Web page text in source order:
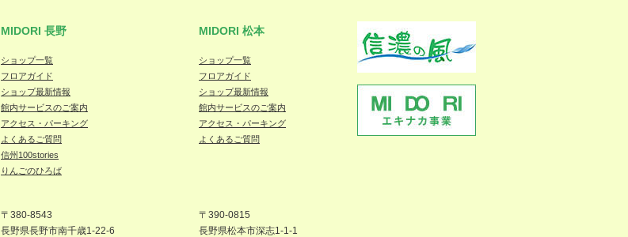
MIDORI 長野
ショップ一覧
フロアガイド
ショップ最新情報
館内サービスのご案内
アクセス・パーキング
よくあるご質問
信州100stories
りんごのひろば
〒380-8543
長野県長野市南千歳1-22-6
MIDORI 松本
ショップ一覧
フロアガイド
ショップ最新情報
館内サービスのご案内
アクセス・パーキング
よくあるご質問
〒390-0815
長野県松本市深志1-1-1